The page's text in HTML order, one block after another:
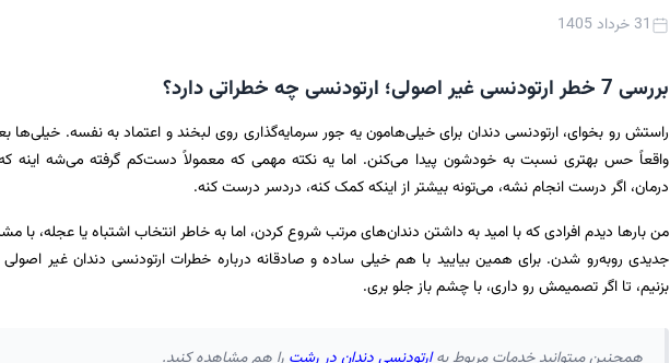
31 خرداد 1405
بررسی 7 خطر ارتودنسی غیر اصولی؛ ارتودنسی چه خطراتی دارد؟
راستش رو بخوای، ارتودنسی دندان برای خیلی‌هامون یه جور سرمایه‌گذاری روی لبخند و اعتماد به نفسه. خیلی‌ها
واقعاً حس بهتری نسبت به خودشون پیدا می‌کنن. اما یه نکته مهمی که معمولاً دست‌کم گرفته می‌شه اینه
درمان، اگر درست انجام نشه، می‌تونه بیشتر از اینکه کمک کنه، دردسر درست کنه.
من بارها دیدم افرادی که با امید به داشتن دندان‌های مرتب شروع کردن، اما به خاطر انتخاب اشتباه یا عجله، با
جدیدی روبه‌رو شدن. برای همین بیایید با هم خیلی ساده و صادقانه درباره خطرات ارتودنسی دندان غیر
بزنیم، تا اگر تصمیمش رو داری، با چشم باز جلو بری.